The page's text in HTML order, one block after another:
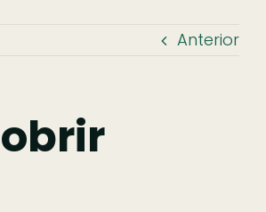
Anterior